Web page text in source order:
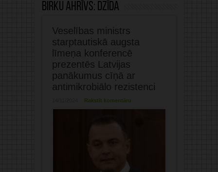
Birku ahrīvs: Dzīda
Veselības ministrs
starptautiskā augsta
līmeņa konferencē
prezentēs Latvijas
panākumus cīņā ar
antimikrobiālo rezistenci
Rakstīt komentāru